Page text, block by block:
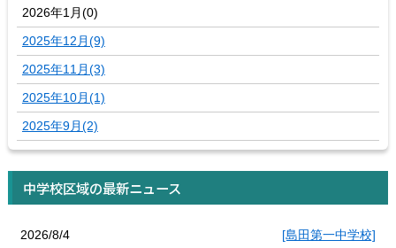
2026年1月(0)
2025年12月(9)
2025年11月(3)
2025年10月(1)
2025年9月(2)
中学校区域の最新ニュース
2026/8/4
[島田第一中学校]